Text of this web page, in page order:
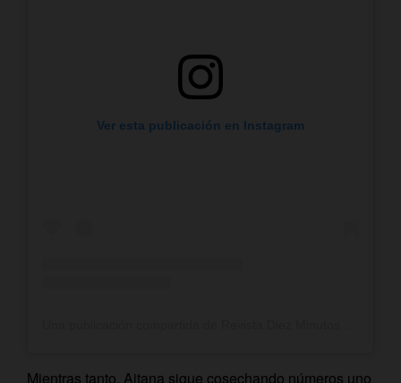
Ver esta publicación en Instagram
Mientras tanto, Aitana sigue cosechando números uno